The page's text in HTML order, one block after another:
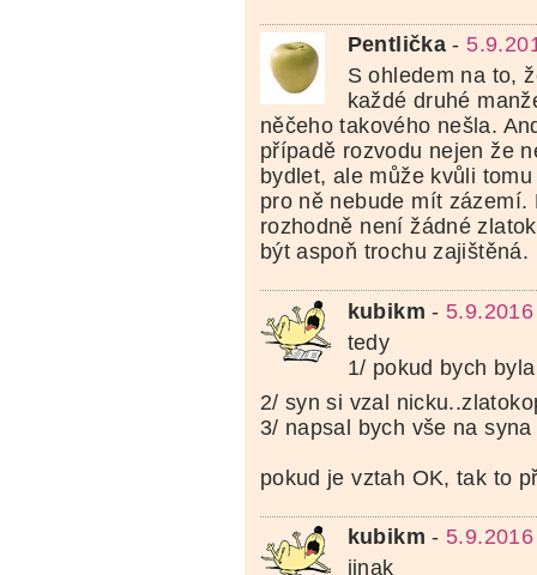
Pentlička -
S ohledem na to,
každé druhé
něčeho takového nešla.
případě rozvodu nejen že
bydlet, ale může kvůli
pro ně nebude mít zázemí.
rozhodně není žádné
být aspoň trochu zajištěná.
kubikm -
tedy
1/ pokud bych
2/ syn si vzal
3/ napsal bych vše na syna
pokud je vztah OK, tak to
kubikm -
jinak